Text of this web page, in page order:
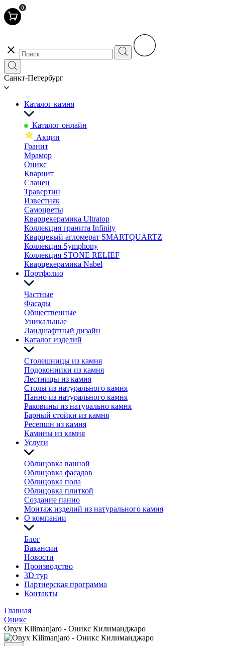
0
Санкт-Петербург
Каталог камня
Каталог онлайн
Акции
Гранит
Мрамор
Оникс
Кварцит
Сланец
Травертин
Известняк
Самоцветы
Кварцекерамика Ultratop
Коллекция гранита Infinity
Кварцевый агломерат SMARTQUARTZ
Коллекция Symphony
Коллекция STONE RELIEF
Кварцекерамика Nabel
Портфолио
Частные
Фасады
Общественные
Уникальные
Ландшафтный дизайн
Каталог изделий
Столешницы из камня
Подоконники из камня
Лестницы из камня
Столы из натурального камня
Панно из натурального камня
Раковины из натурально камня
Барный стойки из камня
Ресепшн из камня
Камины из камня
Услуги
Облицовка ванной
Облицовка фасадов
Облицовка пола
Облицовка плиткой
Создание панно
Монтаж изделий из натурального камня
О компании
Блог
Вакансии
Новости
Производство
3D тур
Партнерская программа
Контакты
Главная
Оникс
Onyx Kilimanjaro - Оникс Килиманджаро